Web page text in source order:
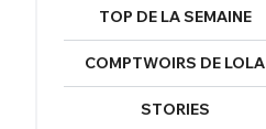
TOP DE LA SEMAINE
COMPTWOIRS DE LOLA
STORIES